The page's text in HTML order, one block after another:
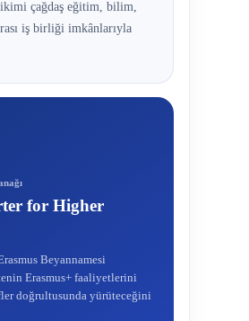
çağdaş eğitim, bilim,
iş birliği imkânlarıyla
for Higher
Beyannamesi
Erasmus+ faaliyetlerini
doğrultusunda yürüteceğini